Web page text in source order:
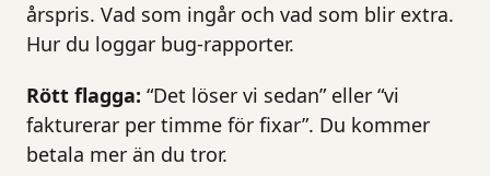
årspris. Vad som ingår och vad som blir extra.
Hur du loggar bug-rapporter.
Rött flagga: “Det löser vi sedan” eller “vi
fakturerar per timme för fixar”. Du kommer
betala mer än du tror.